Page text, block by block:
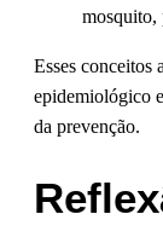
mosquito,
Esses conceitos
epidemiológico
da prevenção.